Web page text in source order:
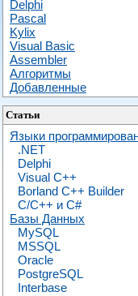
Delphi
Pascal
Kylix
Visual Basic
Assembler
Алгоритмы
Добавленные
Статьи
Языки
.NET
Delphi
Visual C++
Borland C++ Builder
C/С++ и C#
Базы Данных
MySQL
MSSQL
Oracle
PostgreSQL
Interbase